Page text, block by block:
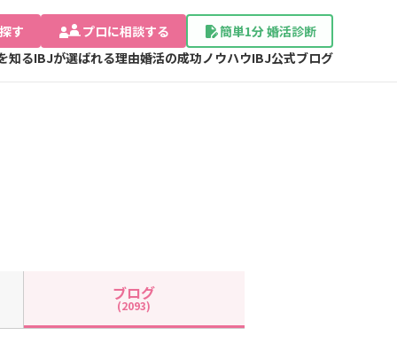
す プロに相談する
簡単1分 婚活診断
知るIBJが選ばれる理由婚活の成功ノウハウIBJ公式ブログ
ブログ
(2093)